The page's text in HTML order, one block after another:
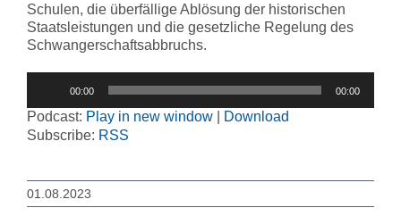
Schulen, die überfällige Ablösung der historischen
Staatsleistungen und die gesetzliche Regelung des
Schwangerschaftsabbruchs.
00:00 00:00
Podcast: Play in new window
Download
Subscribe: RSS
01.08.2023